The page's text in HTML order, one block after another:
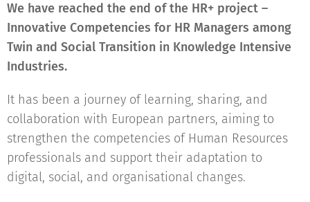
We have reached the end of the HR+ project –
Innovative Competencies for HR Managers among
Twin and Social Transition in Knowledge Intensive
Industries.
It has been a journey of learning, sharing, and
collaboration with European partners, aiming to
strengthen the competencies of Human Resources
professionals and support their adaptation to
digital, social, and organisational changes.